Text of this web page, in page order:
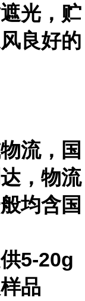
光，贮
良好的
流，国
，物流
均含国
5-20g
品